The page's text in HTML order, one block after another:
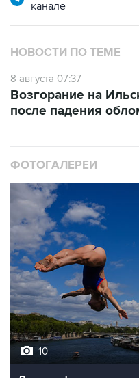
канале
НОВОСТИ ПО ТЕМЕ
8 августа 07:37
Возгорание на
после падения
ФОТОГАЛЕРЕИ
10